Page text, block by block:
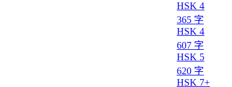
HSK 4
365 字
HSK 4
607 字
HSK 5
620 字
HSK 7+